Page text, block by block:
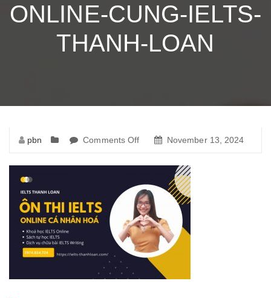
ONLINE-CUNG-IELTS-
THANH-LOAN
pbn Comments Off
ielts-
cung-
ielts-
thanh-
loan
November 13, 2024